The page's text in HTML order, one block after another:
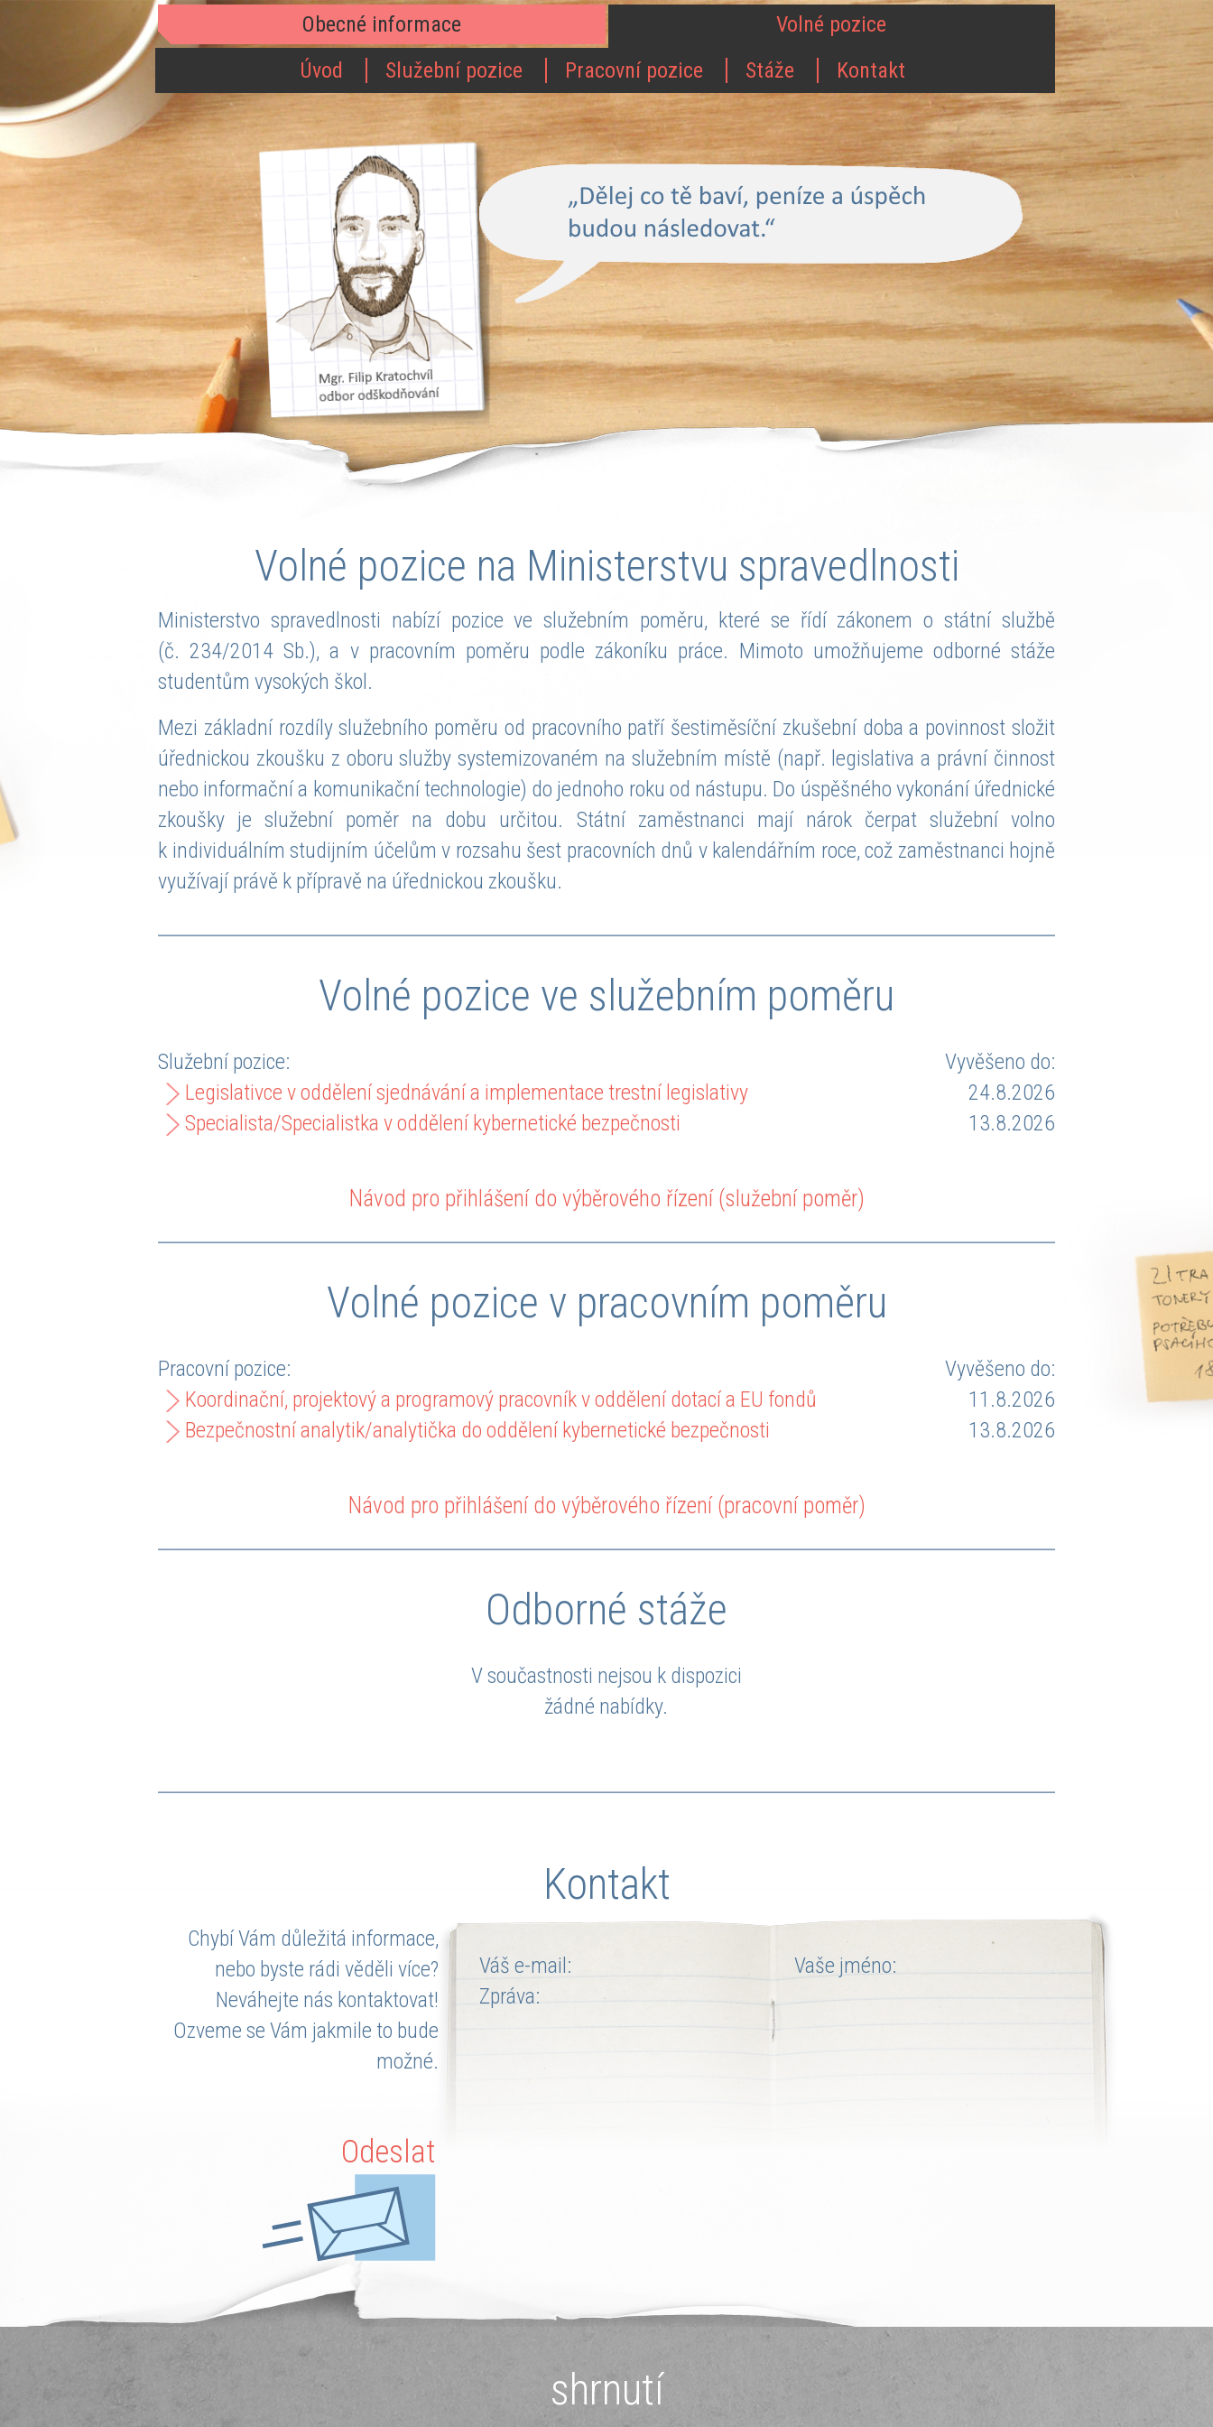
Obecné informace
Volné pozice
Úvod
Služební pozice Pracovní pozice Stáže Kontakt
Volné pozice na Ministerstvu spravedlnosti
Ministerstvo spravedlnosti nabízí pozice ve služebním poměru, které se řídí zákonem o státní službě
(č. 234/2014 Sb.), a v pracovním poměru podle zákoníku práce. Mimoto umožňujeme odborné stáže
studentům vysokých škol.
Mezi základní rozdíly služebního poměru od pracovního patří šestiměsíční zkušební doba a povinnost složit
úřednickou zkoušku z oboru služby systemizovaném na služebním místě (např. legislativa a právní činnost
nebo informační a komunikační technologie) do jednoho roku od nástupu. Do úspěšného vykonání úřednické
zkoušky je služební poměr na dobu určitou. Státní zaměstnanci mají nárok čerpat služební volno
k individuálním studijním účelům v rozsahu šest pracovních dnů v kalendářním roce, což zaměstnanci hojně
využívají právě k přípravě na úřednickou zkoušku.
Volné pozice ve služebním poměru
Služební pozice:
Vyvěšeno do:
Legislativce v oddělení sjednávání a implementace trestní legislativy
24.8.2026
Specialista/Specialistka v oddělení kybernetické bezpečnosti
13.8.2026
Návod pro přihlášení do výběrového řízení (služební poměr)
Volné pozice v pracovním poměru
Pracovní pozice:
Vyvěšeno do:
Koordinační, projektový a programový pracovník v oddělení dotací a EU fondů
11.8.2026
Bezpečnostní analytik/analytička do oddělení kybernetické bezpečnosti
13.8.2026
Návod pro přihlášení do výběrového řízení (pracovní poměr)
Odborné stáže
V součastnosti nejsou k dispozici
žádné nabídky.
Kontakt
Chybí Vám důležitá informace,
nebo byste rádi věděli více?
Neváhejte nás kontaktovat!
Ozveme se Vám jakmile to bude
možné.
Váš e-mail:
Vaše jméno:
Zpráva:
Odeslat
shrnutí